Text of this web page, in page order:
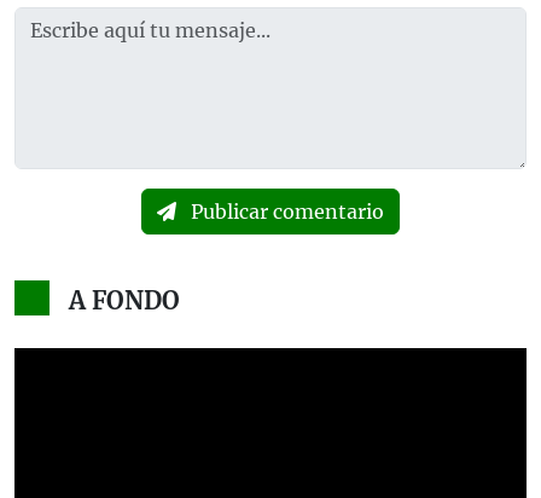
Publicar comentario
A FONDO